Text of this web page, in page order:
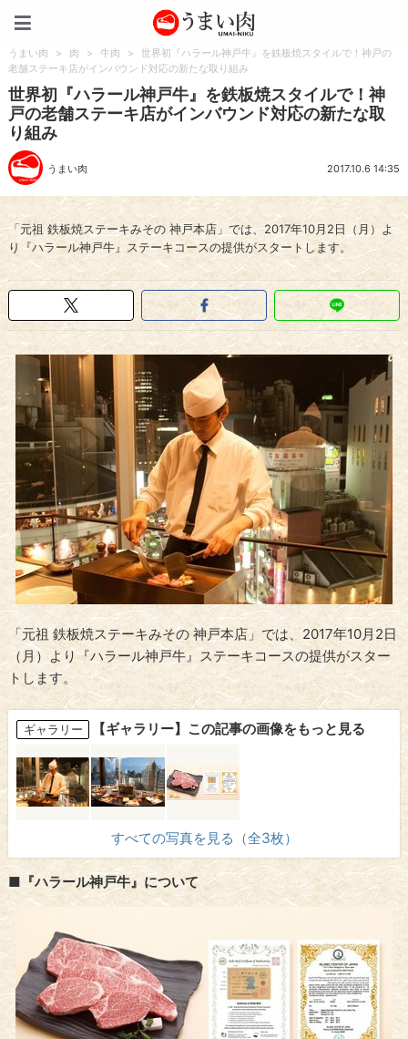
うまい肉 > 肉 > 牛肉 >
世界初『ハラール神戸牛』を鉄板焼スタイルで！神戸の
老舗ステーキ店がインバウンド対応の新たな取り組み
世界初『ハラール神戸牛』を鉄板焼スタイルで！神
戸の老舗ステーキ店がインバウンド対応の新たな取
り組み
うまい肉 2017.10.6 14:35
「元祖 鉄板焼ステーキみその 神戸本店」では、2017年10月2日（月）よ
り『ハラール神戸牛』ステーキコースの提供がスタートします。
「元祖 鉄板焼ステーキみその 神戸本店」では、2017年10月2日
（月）より『ハラール神戸牛』ステーキコースの提供がスター
トします。
ギャラリー 【ギャラリー】この記事の画像をもっと見る
すべての写真を見る（全3枚）
■『ハラール神戸牛』について